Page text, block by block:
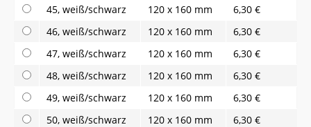
45, weiß/schwarz
120 x 160 mm
6,30 €
46, weiß/schwarz
120 x 160 mm
6,30 €
47, weiß/schwarz
120 x 160 mm
6,30 €
48, weiß/schwarz
120 x 160 mm
6,30 €
49, weiß/schwarz
120 x 160 mm
6,30 €
50, weiß/schwarz
120 x 160 mm
6,30 €